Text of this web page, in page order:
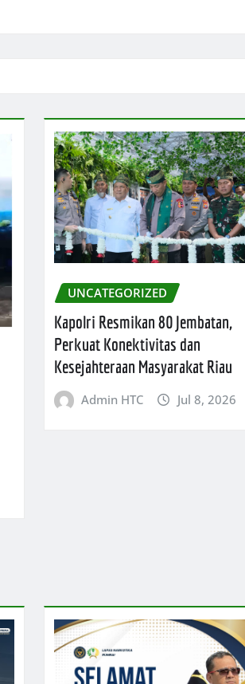
UNCATEGORIZED
Kapolri Resmikan 80 Jembatan,
Perkuat Konektivitas dan
Kesejahteraan Masyarakat Riau
Admin HTC Jul 8, 2026